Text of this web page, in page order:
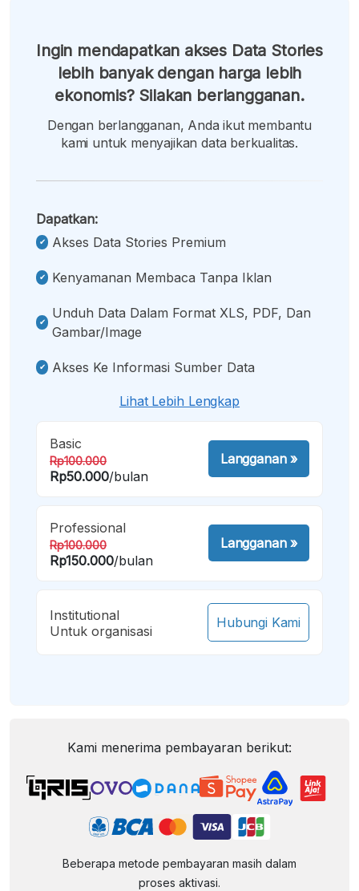
Ingin mendapatkan akses Data Stories
lebih banyak dengan harga lebih
ekonomis? Silakan berlangganan.
Dengan berlangganan, Anda ikut membantu
kami untuk menyajikan data berkualitas.
Dapatkan:
Akses Data Stories Premium
Kenyamanan Membaca Tanpa Iklan
Unduh Data Dalam Format XLS, PDF, Dan
Gambar/image
Akses Ke Informasi Sumber Data
Lihat Lebih Lengkap
Basic
Rp100.000
Rp50.000/bulan
Langganan»
Professional
Rp100.000
Rp150.000/bulan
Langganan»
Institutional
Untuk organisasi
Hubungi Kami
Kami menerima pembayaran berikut:
Beberapa metode pembayaran masih dalam
proses aktivasi.